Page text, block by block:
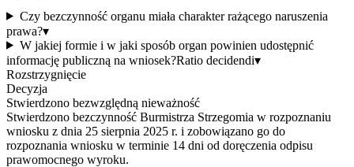
Czy bezczynność organu miała charakter rażącego naruszenia
prawa?▾
W jakiej formie i w jaki sposób organ powinien udostępnić
informację publiczną na wniosek?Ratio decidendi▾
Rozstrzygnięcie
Decyzja
Stwierdzono bezwzględną nieważność
Stwierdzono bezczynność Burmistrza Strzegomia w rozpoznaniu
wniosku z dnia 25 sierpnia 2025 r. i zobowiązano go do
rozpoznania wniosku w terminie 14 dni od doręczenia odpisu
prawomocnego wyroku.